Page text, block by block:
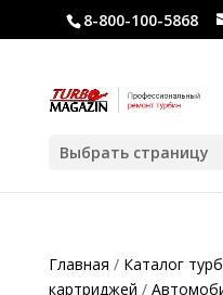
8-800-100-5868
Выбрать страницу
Главная / Каталог
картриджей /